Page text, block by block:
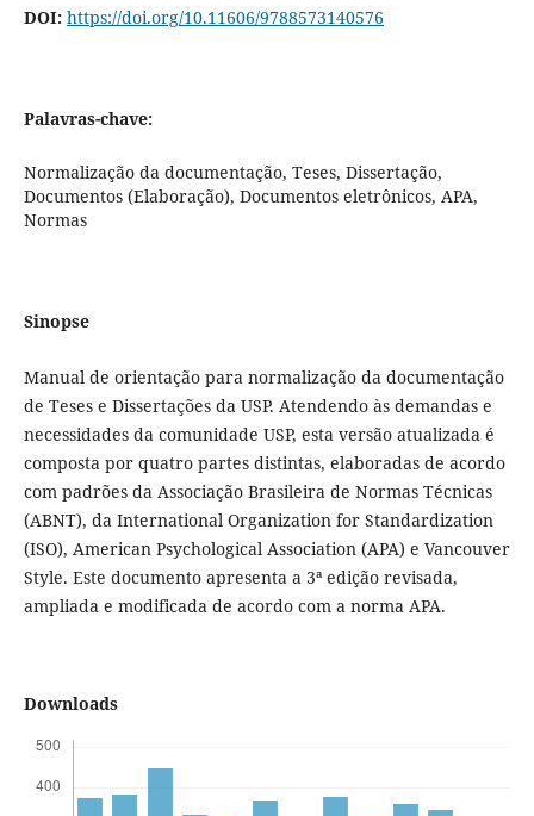
DOI: https://doi.org/10.11606/9788573140576
Palavras-chave:
Normalização da documentação, Teses, Dissertação,
Documentos (Elaboração), Documentos eletrônicos, APA,
Normas
Sinopse
Manual de orientação para normalização da documentação
de Teses e Dissertações da USP. Atendendo às demandas e
necessidades da comunidade USP, esta versão atualizada é
composta por quatro partes distintas, elaboradas de acordo
com padrões da Associação Brasileira de Normas Técnicas
(ABNT), da International Organization for Standardization
(ISO), American Psychological Association (APA) e Vancouver
Style. Este documento apresenta a 3ª edição revisada,
ampliada e modificada de acordo com a norma APA.
Downloads